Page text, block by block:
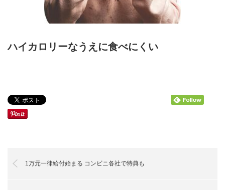
ハイカロリーなうえに食べにくい
1万元一律給付始まる コンビニ各社で特典も